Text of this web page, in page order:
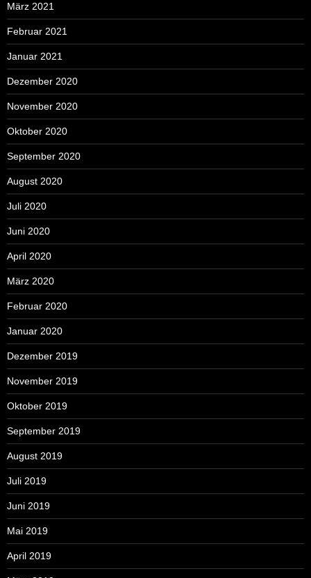
März 2021
Februar 2021
Januar 2021
Dezember 2020
November 2020
Oktober 2020
September 2020
August 2020
Juli 2020
Juni 2020
April 2020
März 2020
Februar 2020
Januar 2020
Dezember 2019
November 2019
Oktober 2019
September 2019
August 2019
Juli 2019
Juni 2019
Mai 2019
April 2019